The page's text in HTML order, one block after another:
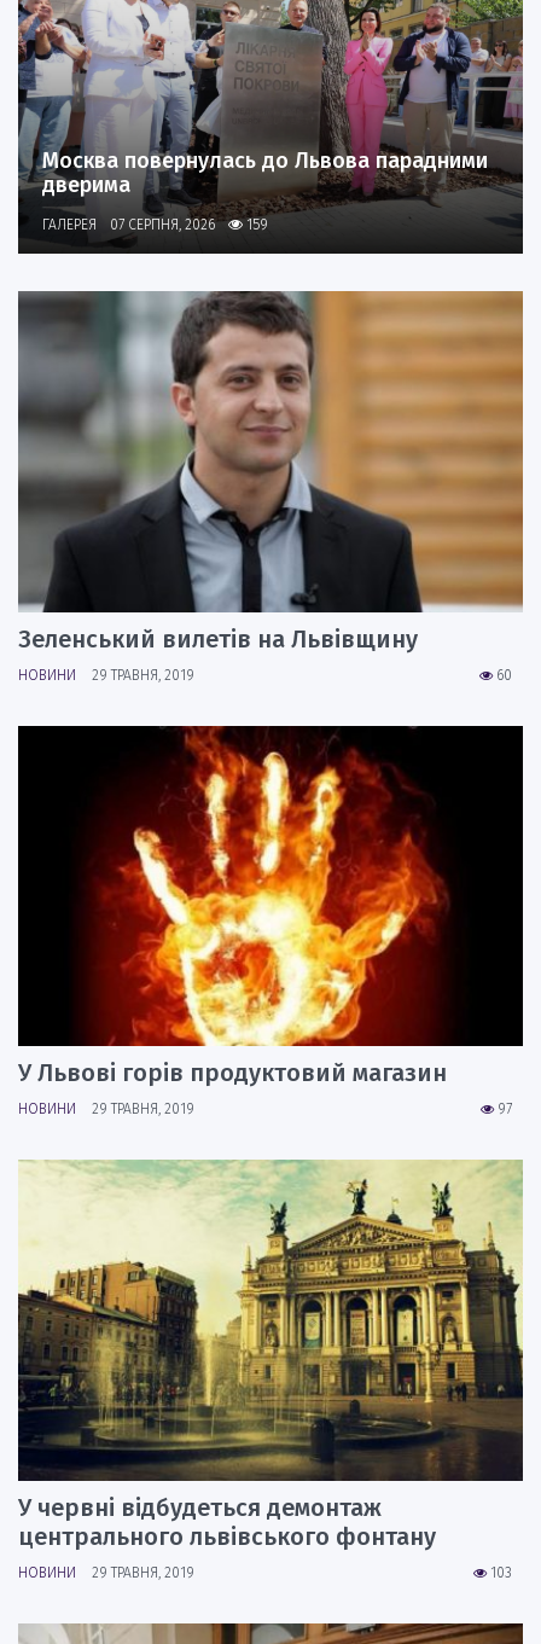
Москва повернулась до Львова парадними
дверима
ГАЛЕРЕЯ 07 СЕРПНЯ, 2026 159
Зеленський вилетів на Львівщину
60
НОВИНИ 29 ТРАВНЯ, 2019
У Львові горів продуктовий магазин
97
НОВИНИ 29 ТРАВНЯ, 2019
У червні відбудеться демонтаж
центрального львівського фонтану
103
НОВИНИ 29 ТРАВНЯ, 2019